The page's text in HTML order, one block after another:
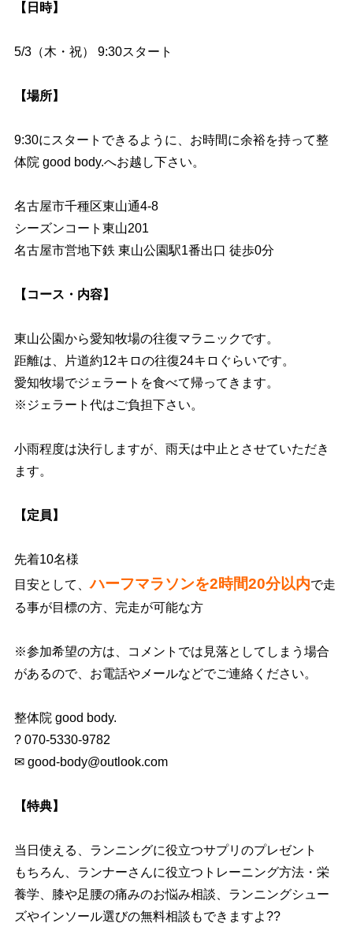
【日時】
5/3（木・祝） 9:30スタート
【場所】
9:30にスタートできるように、お時間に余裕を持って整
体院 good body.へお越し下さい。
名古屋市千種区東山通4-8
シーズンコート東山201
名古屋市営地下鉄 東山公園駅1番出口 徒歩0分
【コース・内容】
東山公園から愛知牧場の往復マラニックです。
距離は、片道約12キロの往復24キロぐらいです。
愛知牧場でジェラートを食べて帰ってきます。
※ジェラート代はご負担下さい。
小雨程度は決行しますが、雨天は中止とさせていただき
ます。
【定員】
先着10名様
目安として、ハーフマラソンを2時間20分以内で走
る事が目標の方、完走が可能な方
※参加希望の方は、コメントでは見落としてしまう場合
があるので、 お電話やメールなどでご連絡ください。
整体院 good body.
? 070-5330-9782
✉ good-body@outlook.com
【特典】
当日使える、ランニングに役立つサプリのプレゼント
もちろん、ランナーさんに役立つトレーニング方法・栄
養学、膝や足腰の痛みのお悩み相談、ランニングシュー
ズやインソール選びの無料相談もできますよ??